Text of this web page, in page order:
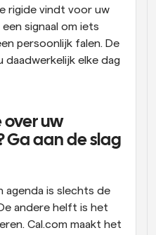
rigide vindt voor uw
signaal om iets
persoonlijk falen. De
elke dag
over uw
aan de slag
agenda is slechts de
andere helft is het
Cal.com maakt het